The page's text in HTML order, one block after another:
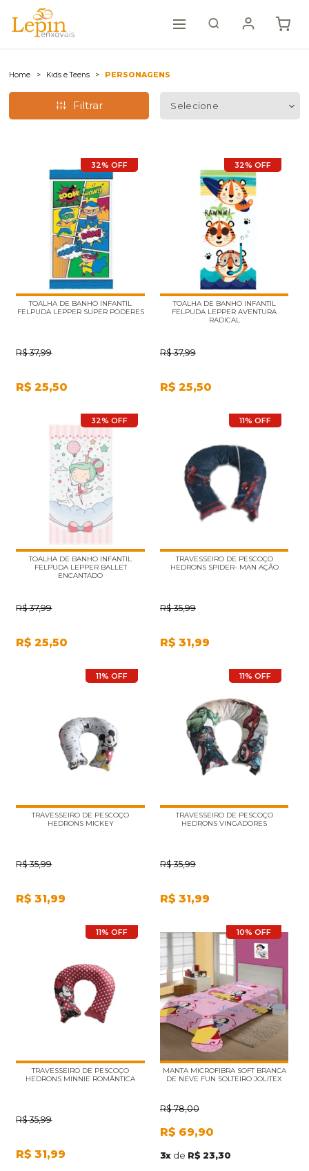
Home Kids e Teens PERSONAGENS
Filtrar
32% OFF
TOALHA DE BANHO INFANTIL
FELPUDA LEPPER SUPER PODERES
R$ 37,99
R$ 25,50
32% OFF
TOALHA DE BANHO INFANTIL
FELPUDA LEPPER AVENTURA
RADICAL
R$ 37,99
R$ 25,50
32% OFF
TOALHA DE BANHO INFANTIL
FELPUDA LEPPER BALLET
ENCANTADO
R$ 37,99
R$ 25,50
11% OFF
TRAVESSEIRO DE PESCOÇO
HEDRONS SPIDER- MAN AÇÃO
R$ 35,99
R$ 31,99
11% OFF
TRAVESSEIRO DE PESCOÇO
HEDRONS MICKEY
R$ 35,99
R$ 31,99
11% OFF
TRAVESSEIRO DE PESCOÇO
HEDRONS VINGADORES
R$ 35,99
R$ 31,99
11% OFF
TRAVESSEIRO DE PESCOÇO
HEDRONS MINNIE ROMÂNTICA
R$ 35,99
R$ 31,99
10% OFF
MANTA MICROFIBRA SOFT BRANCA
DE NEVE FUN SOLTEIRO JOLITEX
R$ 78,00
R$ 69,90
3x de R$ 23,30